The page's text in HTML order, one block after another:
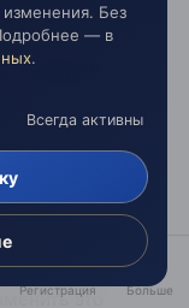
правил без
инстинкт
это
Регистрация Больше
Без
— в
.
Всегда активны